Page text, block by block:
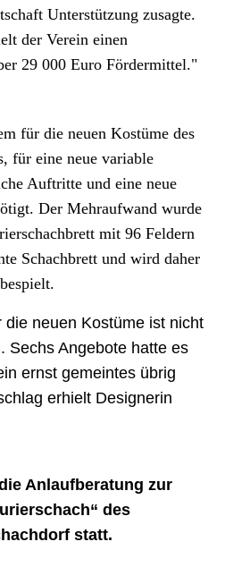
Unterstützung zusagte.
der Verein einen
29 000 Euro Fördermittel."
für die neuen Kostüme des
für eine neue variable
Auftritte und eine neue
Der Mehraufwand wurde
mit 96 Feldern
Schachbrett und wird daher
die neuen Kostüme ist nicht
Sechs Angebote hatte es
ernst gemeintes übrig
erhielt Designerin
Anlaufberatung zur
des
statt.